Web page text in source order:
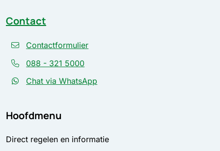
Contact
Contactformulier
088 - 321 5000
Chat via WhatsApp
Hoofdmenu
Direct regelen en informatie